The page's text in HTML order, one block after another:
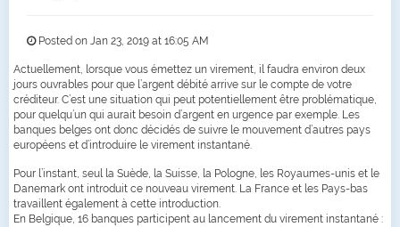
Posted on Jan 23, 2019 at 16:05 AM
Actuellement, lorsque vous émettez un virement, il faudra environ deux
jours ouvrables pour que l’argent débité arrive sur le compte de votre
créditeur. C’est une situation qui peut potentiellement être problématique,
pour quelqu’un qui aurait besoin d’argent en urgence par exemple. Les
banques belges ont donc décidés de suivre le mouvement d’autres pays
européens et d’introduire le virement instantané.
Pour l’instant, seul la Suède, la Suisse, la Pologne, les Royaumes-unis et le
Danemark ont introduit ce nouveau virement. La France et les Pays-bas
travaillent également à cette introduction.
En Belgique, 16 banques participent au lancement du virement instantané :